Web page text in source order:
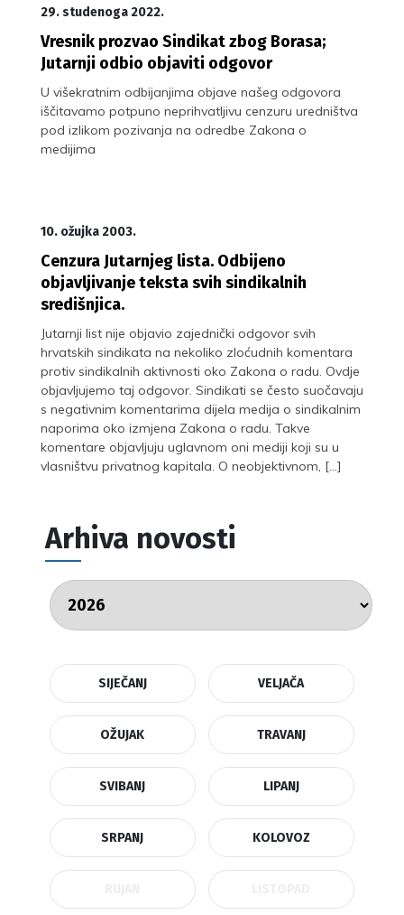
29. studenoga 2022.
Vresnik prozvao Sindikat zbog Borasa;
Jutarnji odbio objaviti odgovor
U višekratnim odbijanjima objave našeg odgovora
iščitavamo potpuno neprihvatljivu cenzuru uredništva
pod izlikom pozivanja na odredbe Zakona o
medijima
10. ožujka 2003.
Cenzura Jutarnjeg lista. Odbijeno
objavljivanje teksta svih sindikalnih
središnjica.
Jutarnji list nije objavio zajednički odgovor svih
hrvatskih sindikata na nekoliko zloćudnih komentara
protiv sindikalnih aktivnosti oko Zakona o radu. Ovdje
objavljujemo taj odgovor. Sindikati se često suočavaju
s negativnim komentarima dijela medija o sindikalnim
naporima oko izmjena Zakona o radu. Takve
komentare objavljuju uglavnom oni mediji koji su u
vlasništvu privatnog kapitala. O neobjektivnom, […]
Arhiva novosti
SIJEČANJ VELJAČA
OŽUJAK TRAVANJ
SVIBANJ LIPANJ
SRPANJ KOLOVOZ